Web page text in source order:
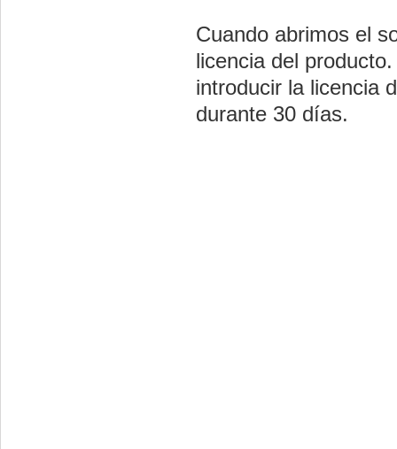
Cuando abrimos el
licencia del
introducir la licencia
durante 30 días.